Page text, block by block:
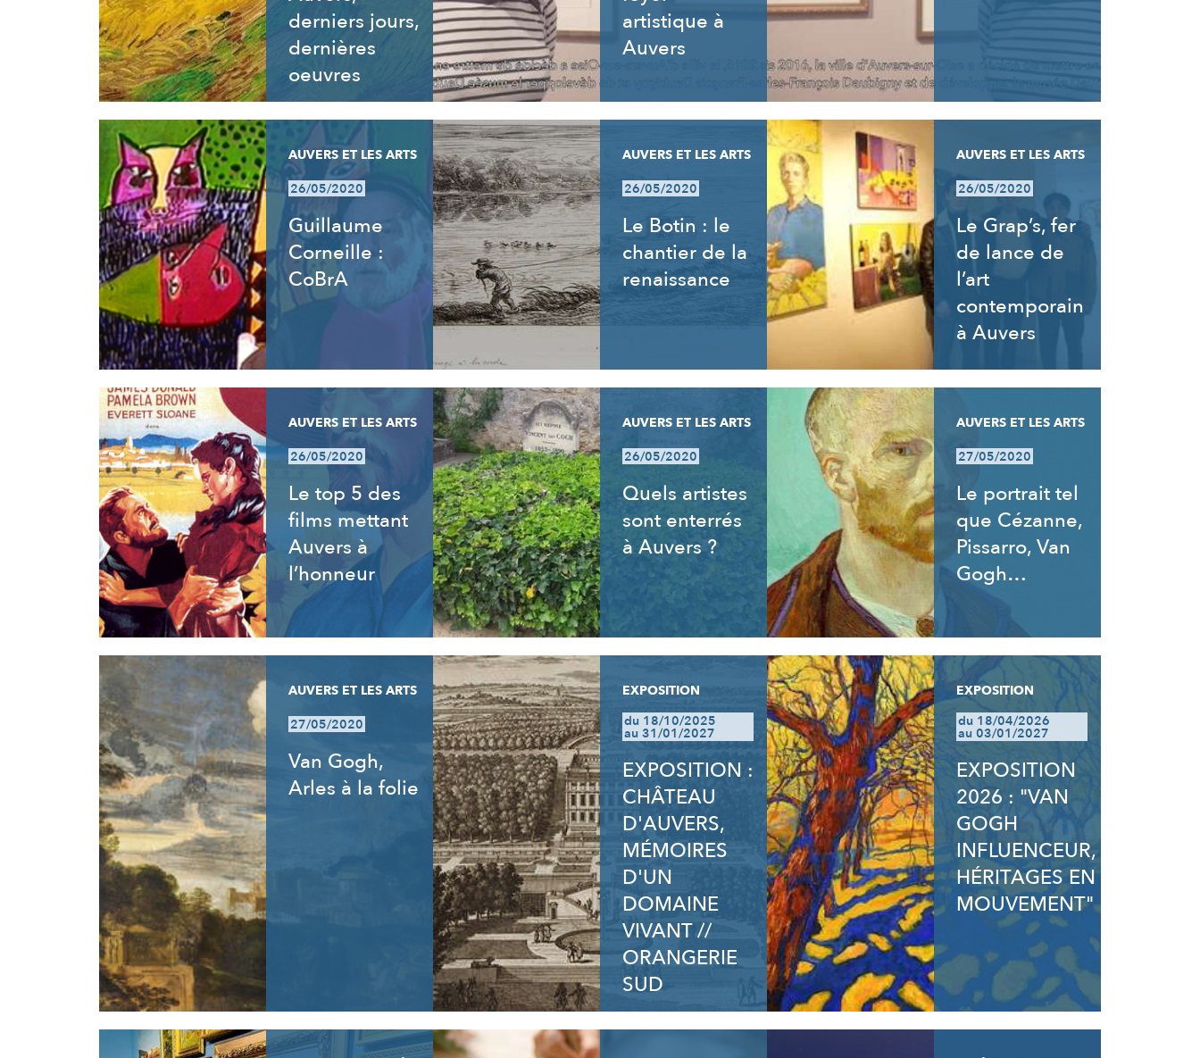
derniers jours,
dernières
oeuvres
artistique à
Auvers
AUVERS ET LES ARTS
26/05/2020
Guillaume
Corneille :
CoBrA
AUVERS ET LES ARTS
26/05/2020
Le Botin : le
chantier de la
renaissance
AUVERS ET LES ARTS
26/05/2020
Le Grap’s, fer
de lance de
l’art
contemporain
à Auvers
AUVERS ET LES ARTS
26/05/2020
Le top 5 des
films mettant
Auvers à
l’honneur
AUVERS ET LES ARTS
26/05/2020
Quels artistes
sont enterrés
à Auvers ?
AUVERS ET LES ARTS
27/05/2020
Le portrait tel
que Cézanne,
Pissarro, Van
Gogh…
AUVERS ET LES ARTS
27/05/2020
Van Gogh,
Arles à la folie
EXPOSITION
du 18/10/2025
au 31/01/2027
EXPOSITION :
CHÂTEAU
D'AUVERS,
MÉMOIRES
D'UN
DOMAINE
VIVANT //
ORANGERIE
SUD
EXPOSITION
du 18/04/2026
au 03/01/2027
EXPOSITION
2026 : "VAN
GOGH
INFLUENCEUR,
HÉRITAGES EN
MOUVEMENT"